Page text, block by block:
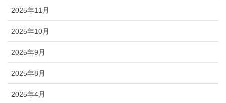
2025年11月
2025年10月
2025年9月
2025年8月
2025年4月